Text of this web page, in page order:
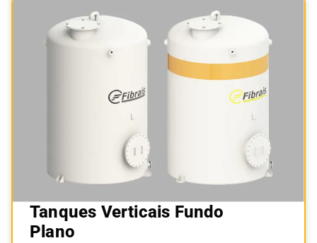
Tanques Verticais Fundo
Plano